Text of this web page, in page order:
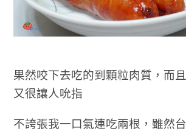
果然咬下去吃的到顆粒肉質，而
又很讓人吮指
不誇張我一口氣連吃兩根，雖然